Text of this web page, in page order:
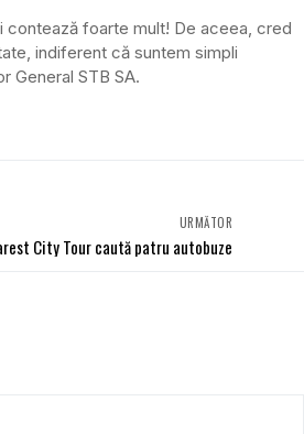
contează foarte mult! De aceea, cred
indiferent că suntem simpli
General STB SA.
URMĂTOR
City Tour caută patru autobuze